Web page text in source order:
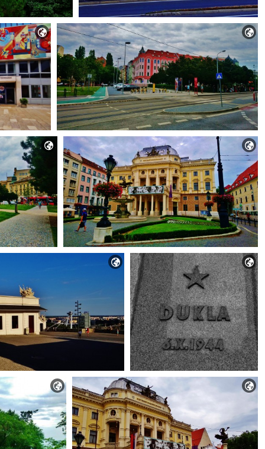
 
 
 
 